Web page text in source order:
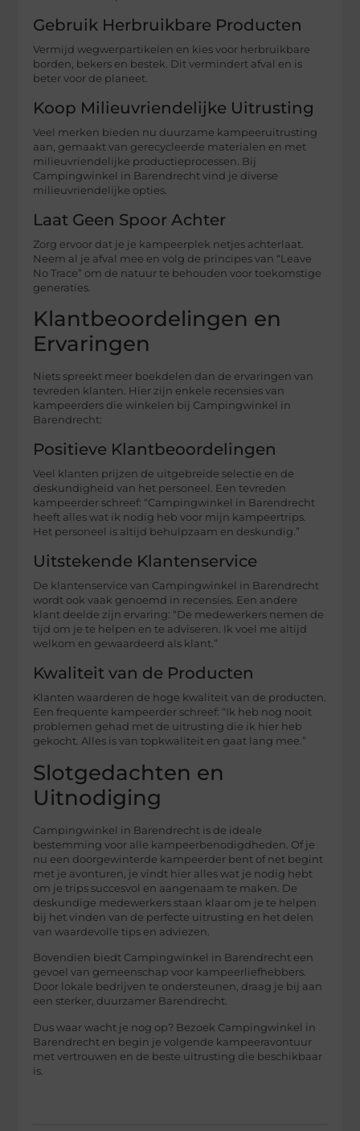
Gebruik Herbruikbare Producten
Vermijd wegwerpartikelen en kies voor herbruikbare
borden, bekers en bestek. Dit vermindert afval en is
beter voor de planeet.
Koop Milieuvriendelijke Uitrusting
Veel merken bieden nu duurzame kampeeruitrusting
aan, gemaakt van gerecycleerde materialen en met
milieuvriendelijke productieprocessen. Bij
Campingwinkel in Barendrecht vind je diverse
milieuvriendelijke opties.
Laat Geen Spoor Achter
Zorg ervoor dat je je kampeerplek netjes achterlaat.
Neem al je afval mee en volg de principes van “Leave
No Trace” om de natuur te behouden voor toekomstige
generaties.
Klantbeoordelingen en
Ervaringen
Niets spreekt meer boekdelen dan de ervaringen van
tevreden klanten. Hier zijn enkele recensies van
kampeerders die winkelen bij Campingwinkel in
Barendrecht:
Positieve Klantbeoordelingen
Veel klanten prijzen de uitgebreide selectie en de
deskundigheid van het personeel. Een tevreden
kampeerder schreef: “Campingwinkel in Barendrecht
heeft alles wat ik nodig heb voor mijn kampeertrips.
Het personeel is altijd behulpzaam en deskundig.”
Uitstekende Klantenservice
De klantenservice van Campingwinkel in Barendrecht
wordt ook vaak genoemd in recensies. Een andere
klant deelde zijn ervaring: “De medewerkers nemen de
tijd om je te helpen en te adviseren. Ik voel me altijd
welkom en gewaardeerd als klant.”
Kwaliteit van de Producten
Klanten waarderen de hoge kwaliteit van de producten.
Een frequente kampeerder schreef: “Ik heb nog nooit
problemen gehad met de uitrusting die ik hier heb
gekocht. Alles is van topkwaliteit en gaat lang mee.”
Slotgedachten en
Uitnodiging
Campingwinkel in Barendrecht is de ideale
bestemming voor alle kampeerbenodigdheden. Of je
nu een doorgewinterde kampeerder bent of net begint
met je avonturen, je vindt hier alles wat je nodig hebt
om je trips succesvol en aangenaam te maken. De
deskundige medewerkers staan klaar om je te helpen
bij het vinden van de perfecte uitrusting en het delen
van waardevolle tips en adviezen.
Bovendien biedt Campingwinkel in Barendrecht een
gevoel van gemeenschap voor kampeerliefhebbers.
Door lokale bedrijven te ondersteunen, draag je bij aan
een sterker, duurzamer Barendrecht.
Dus waar wacht je nog op? Bezoek Campingwinkel in
Barendrecht en begin je volgende kampeeravontuur
met vertrouwen en de beste uitrusting die beschikbaar
is.